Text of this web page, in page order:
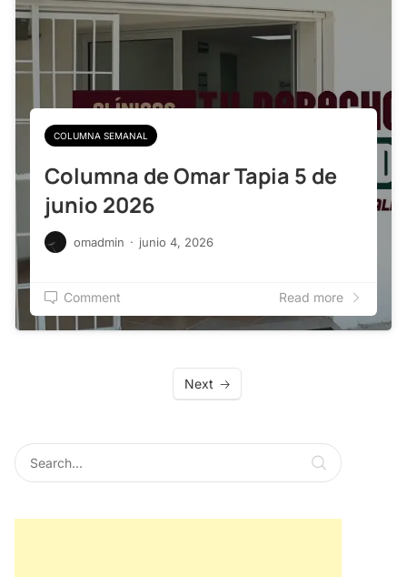
COLUMNA SEMANAL
Columna de Omar Tapia 5 de
junio 2026
omadmin · junio 4, 2026
Comment Read more
Next